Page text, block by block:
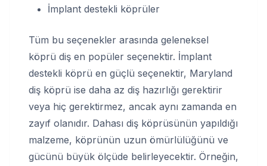
İmplant destekli köprüler
Tüm bu seçenekler arasında geleneksel
köprü diş en popüler seçenektir. İmplant
destekli köprü en güçlü seçenektir, Maryland
diş köprü ise daha az diş hazırlığı gerektirir
veya hiç gerektirmez, ancak aynı zamanda en
zayıf olanıdır. Dahası diş köprüsünün yapıldığı
malzeme, köprünün uzun ömürlülüğünü ve
gücünü büyük ölçüde belirleyecektir. Örneğin,